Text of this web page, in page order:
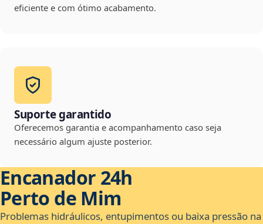
eficiente e com ótimo acabamento.
Suporte garantido
Oferecemos garantia e acompanhamento caso seja
necessário algum ajuste posterior.
Encanador 24h
Perto de Mim
Problemas hidráulicos, entupimentos ou baixa pressão na